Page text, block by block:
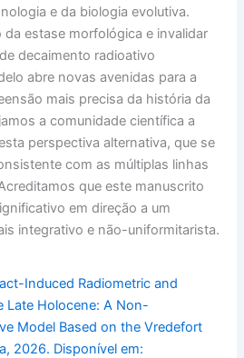
e da biologia evolutiva.
estase morfológica e invalidar
decaimento radioativo
abre novas avenidas para a
mais precisa da história da
a comunidade científica a
perspectiva alternativa, que se
com as múltiplas linhas
que este manuscrito
em direção a um
integrativo e não-uniformitarista.
Induced Radiometric and
Late Holocene: A Non-
Model Based on the Vredefort
2026. Disponível em: